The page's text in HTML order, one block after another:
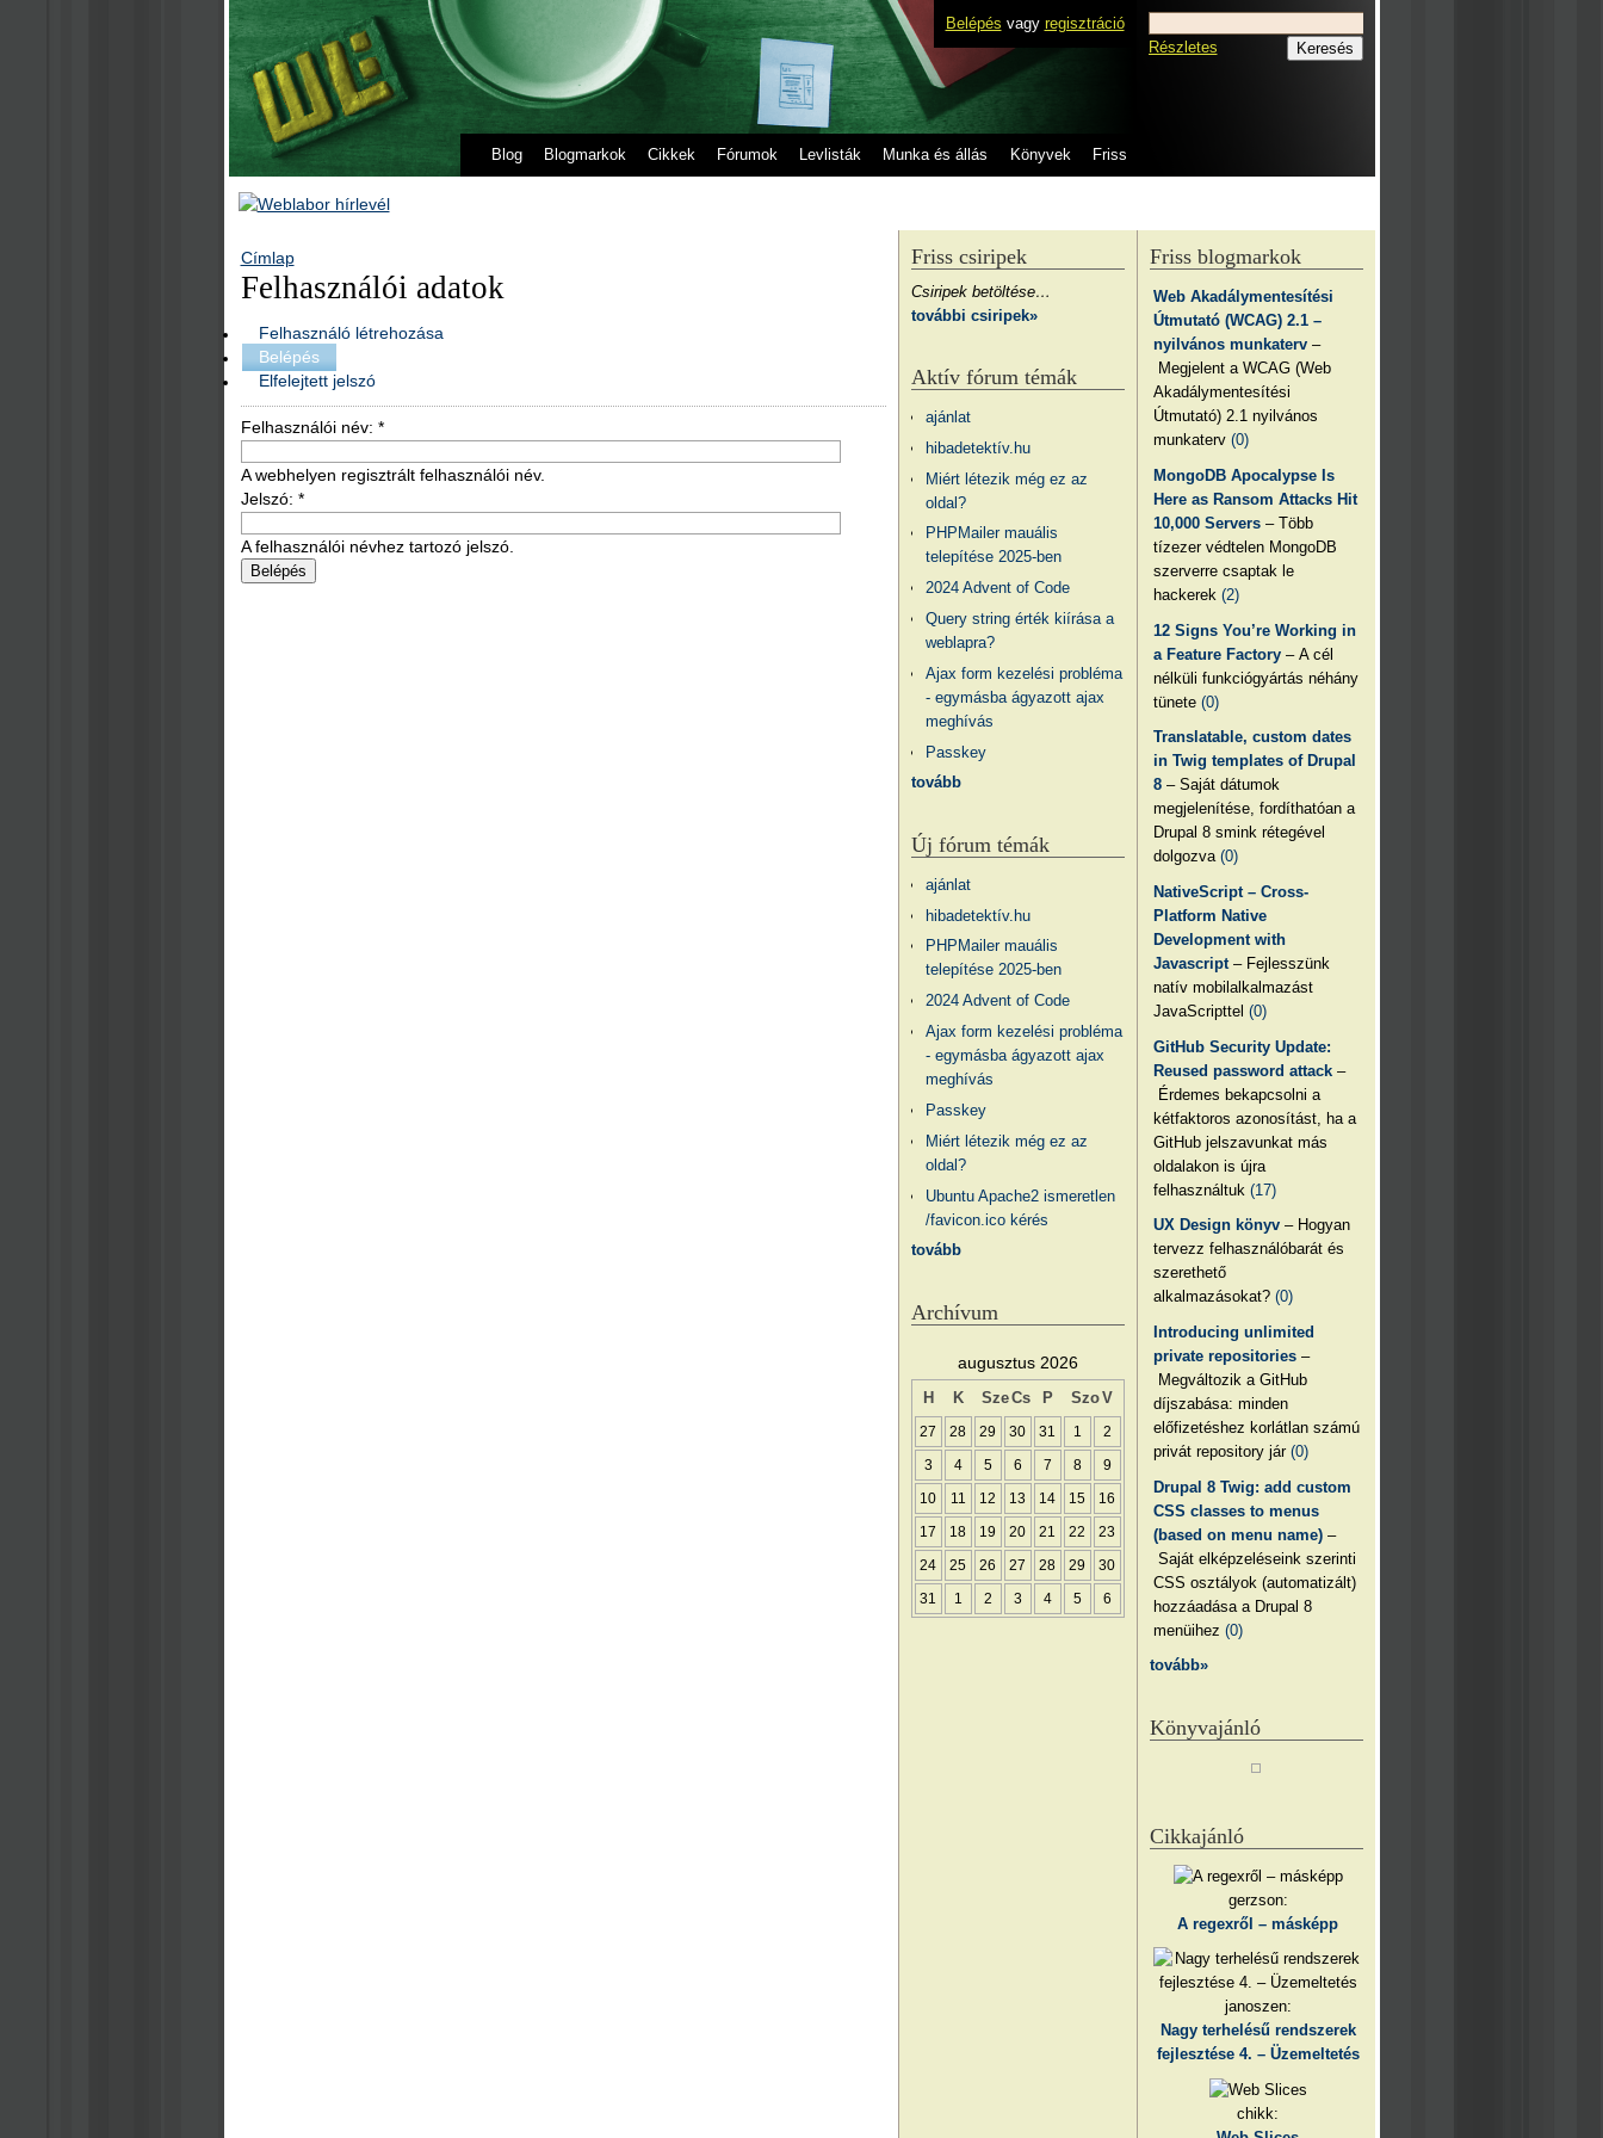
Belépés vagy regisztráció
Blog Blogmarkok Cikkek Fórumok Levlisták Munka és állás Könyvek Friss
Részletes
Címlap
Felhasználói adatok
Felhasználó létrehozása
Belépés
Elfelejtett jelszó
Felhasználói név: *
A webhelyen regisztrált felhasználói név.
Jelszó: *
A felhasználói névhez tartozó jelszó.
Friss blogmarkok
Web Akadálymentesítési
Útmutató (WCAG) 2.1 –
nyilvános munkaterv –
Megjelent a WCAG (Web
Akadálymentesítési
Útmutató) 2.1 nyilvános
munkaterv(0)
MongoDB Apocalypse Is
Here as Ransom Attacks Hit
10,000 Servers – Több
tízezer védtelen MongoDB
szerverre csaptak le
hackerek(2)
12 Signs You’re Working in
a Feature Factory – A cél
nélküli funkciógyártás néhány
tünete(0)
Translatable, custom dates
in Twig templates of Drupal
8 – Saját dátumok
megjelenítése, fordíthatóan a
Drupal 8 smink rétegével
dolgozva(0)
NativeScript – Cross-
Platform Native
Development with
Javascript – Fejlesszünk
natív mobilalkalmazást
JavaScripttel(0)
GitHub Security Update:
Reused password attack –
Érdemes bekapcsolni a
kétfaktoros azonosítást, ha a
GitHub jelszavunkat más
oldalakon is újra
felhasználtuk(17)
UX Design könyv – Hogyan
tervezz felhasználóbarát és
szerethető
alkalmazásokat?(0)
Introducing unlimited
private repositories –
Megváltozik a GitHub
díjszabása: minden
előfizetéshez korlátlan számú
privát repository jár(0)
Drupal 8 Twig: add custom
CSS classes to menus
(based on menu name) –
Saját elképzeléseink szerinti
CSS osztályok (automatizált)
hozzáadása a Drupal 8
menüihez(0)
tovább»
Könyvajánló
Cikkajánló
gerzson:
A regexről – másképp
janoszen:
Nagy terhelésű rendszerek
fejlesztése 4. – Üzemeltetés
chikk:
Friss csiripek
Csiripek betöltése…
további csiripek»
Aktív fórum témák
ajánlat
hibadetektív.hu
Miért létezik még ez az
oldal?
PHPMailer mauális
telepítése 2025-ben
2024 Advent of Code
Query string érték kiírása a
weblapra?
Ajax form kezelési probléma
- egymásba ágyazott ajax
meghívás
Passkey
tovább
Új fórum témák
ajánlat
hibadetektív.hu
PHPMailer mauális
telepítése 2025-ben
2024 Advent of Code
Ajax form kezelési probléma
- egymásba ágyazott ajax
meghívás
Passkey
Miért létezik még ez az
oldal?
Ubuntu Apache2 ismeretlen
/favicon.ico kérés
tovább
Archívum
augusztus 2026
H K SzeCs P SzoV
27 28 29 30 31 1 2
3 4 5 6 7 8 9
10 11 12 13 14 15 16
17 18 19 20 21 22 23
24 25 26 27 28 29 30
31 1 2 3 4 5 6